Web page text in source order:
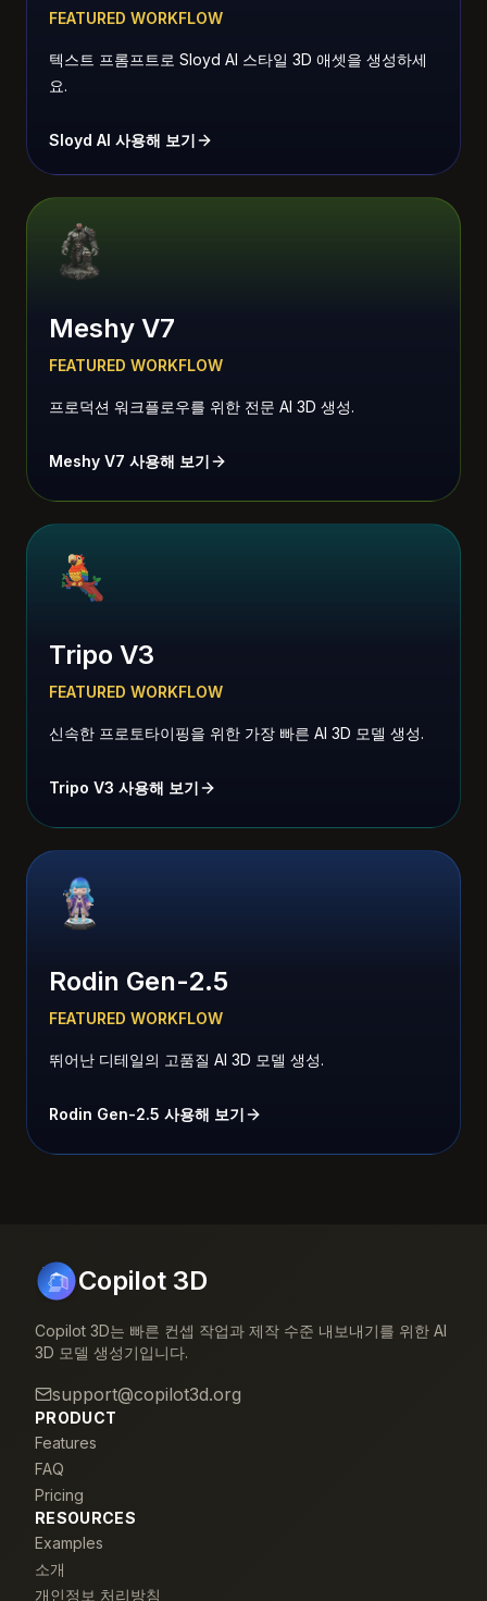
FEATURED WORKFLOW
텍스트 프롬프트로 Sloyd AI 스타일 3D 애셋을 생성하세
요.
Sloyd AI 사용해 보기
Meshy V7
FEATURED WORKFLOW
프로덕션 워크플로우를 위한 전문 AI 3D 생성.
Meshy V7 사용해 보기
Tripo V3
FEATURED WORKFLOW
신속한 프로토타이핑을 위한 가장 빠른 AI 3D 모델 생성.
Tripo V3 사용해 보기
Rodin Gen-2.5
FEATURED WORKFLOW
뛰어난 디테일의 고품질 AI 3D 모델 생성.
Rodin Gen-2.5 사용해 보기
Copilot 3D
Copilot 3D는 빠른 컨셉 작업과 제작 수준 내보내기를 위한 AI
3D 모델 생성기입니다.
support@copilot3d.org
PRODUCT
Features
FAQ
Pricing
RESOURCES
Examples
소개
개인정보 처리방침